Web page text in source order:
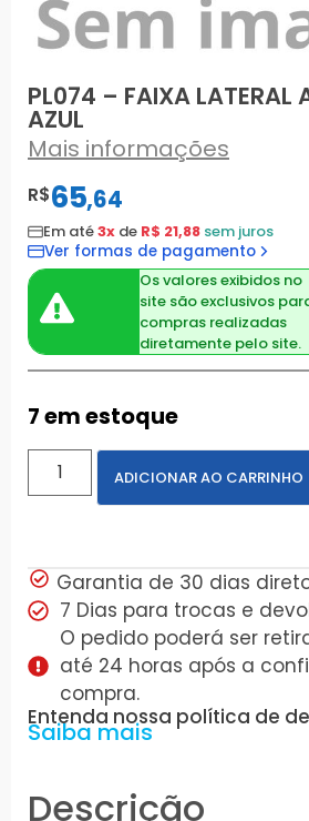
PL074 – FAIXA LATERAL
AZUL
Mais informações
R$65,64
Em até3x de R$ 21,88 sem juros
Ver formas de pagamento
Os valores exibidos no
site são exclusivos
compras realizadas
diretamente pelo site.
7 em estoque
ADICIONAR AO CARRINHO
Garantia de 30 dias
7 Dias para trocas e
O pedido poderá ser
até 24 horas após a
compra.
Entenda nossa política de
Saiba mais
Descrição